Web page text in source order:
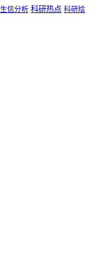
生信分析 科研热点 科研绘